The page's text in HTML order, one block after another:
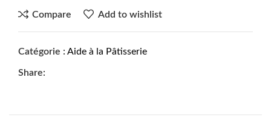
Compare Add to wishlist
Catégorie : Aide à la Pâtisserie
Share: